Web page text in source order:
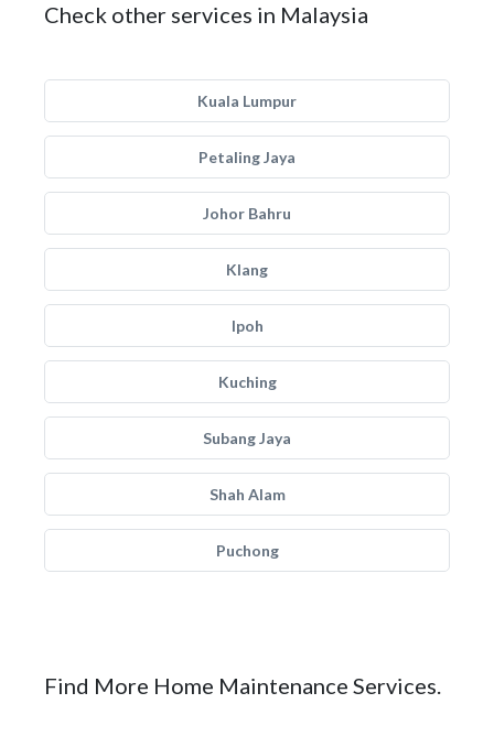
Check other services in Malaysia
Kuala Lumpur
Petaling Jaya
Johor Bahru
Klang
Ipoh
Kuching
Subang Jaya
Shah Alam
Puchong
Find More Home Maintenance Services.